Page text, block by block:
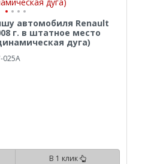
автомобиля Renault
г. в штатное место
дуга)
025A
В 1 клик